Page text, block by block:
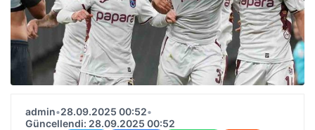
admin•28.09.2025 00:52•
Güncellendi: 28.09.2025 00:52